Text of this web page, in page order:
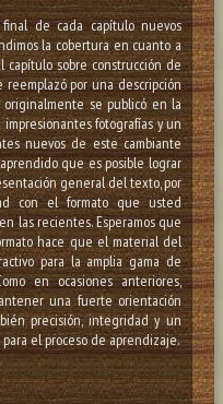
de cada capítulo nuevos
la cobertura en cuanto a
capítulo sobre construcción de
por una descripción
se publicó en la
fotografías y un
nuevos de este cambiante
que es posible lograr
general del texto, por
con el formato que usted
las recientes. Esperamos que
hace que el material del
para la amplia gama de
en ocasiones anteriores,
una fuerte orientación
precisión, integridad y un
el proceso de aprendizaje.